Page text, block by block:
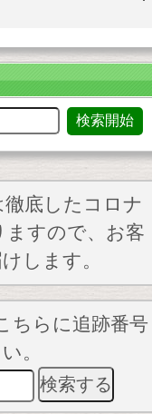
底したコロナ
ますので、お客
します。
ちらに追跡番号
。